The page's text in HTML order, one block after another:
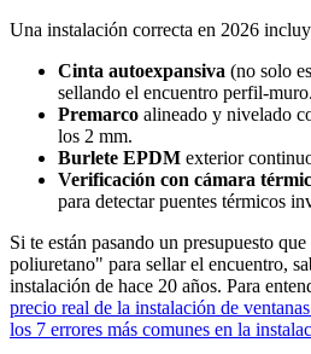
Una instalación correcta en 2026
Cinta autoexpansiva (no solo
sellando el encuentro perfil-muro.
Premarco alineado y nivelado
los 2 mm.
Burlete EPDM exterior
Verificación con cámara
para detectar puentes térmicos
Si te están pasando un presupuesto
poliuretano" para sellar el encuentro,
instalación de hace 20 años. Para
precio real de la instalación de
los 7 errores más comunes en la